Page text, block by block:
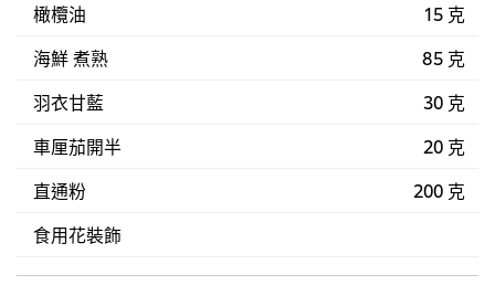
橄欖油
15 克
海鮮 煮熟
85 克
羽衣甘藍
30 克
車厘茄開半
20 克
直通粉
200 克
食用花裝飾